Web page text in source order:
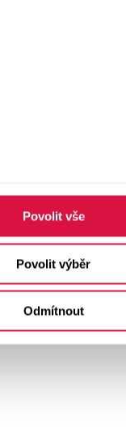
Povolit vše
Povolit výběr
Odmítnout